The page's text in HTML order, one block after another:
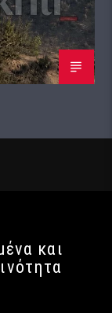
και